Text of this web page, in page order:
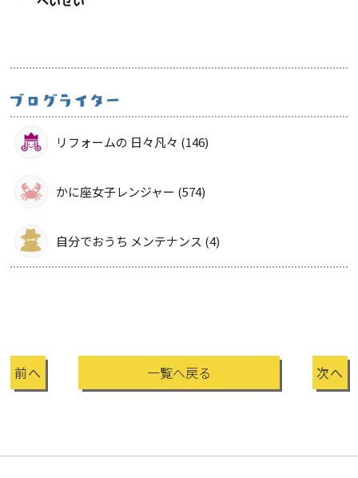
リフォームの 日々凡々 (146)
かに座女子レンジャー (574)
自分でおうち メンテナンス (4)
前へ 一覧へ戻る 次へ